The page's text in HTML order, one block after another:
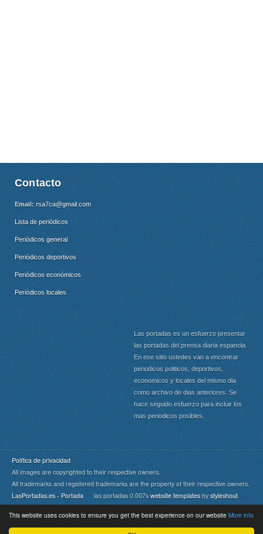
This website uses cookies to ensure you get the best experience on our website More info
Contacto
Email: rsa7ca@gmail.com
Lista de periódicos
Periódicos general
Periódicos deportivos
Periódicos económicos
Periódicos locales
Las portadas es un esfuerzo presentar
las portadas del prensa diaria espanola.
En ese sitio ustedes van a encontrar
periodicos politicos, deportivos,
economicos y locales del mismo dia
como archivo de dias anteriores. Se
hace seguido esfuerzo para incluir los
mas periodicos posibles.
Política de privacidad
All images are copyrighted to their respective owners.
All trademarks and registered trademarks are the property of their respective owners.
LasPortadas.es - Portada las portadas 0.007s website templates bystyleshout